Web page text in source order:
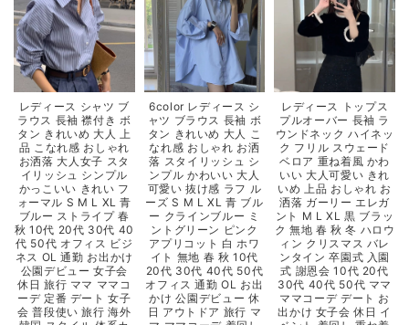
レディース シャツ ブ
ラウス 長袖 襟付き ボ
タン きれいめ 大人 上
品 こなれ感 おしゃれ
お洒落 大人女子 スタ
イリッシュ シンプル
かっこいい きれい フ
ォーマル S M L XL 青
ブルー ストライプ 春
秋 10代 20代 30代 40
代 50代 オフィス ビジ
ネス OL 通勤 お出かけ
公園デビュー 女子会
休日 旅行 ママ ママコ
ーデ 定番 デート 女子
会 普段使い 旅行 海外
6color レディース シ
ャツ ブラウス 長袖 ボ
タン きれいめ 大人 こ
なれ感 おしゃれ お洒
落 スタイリッシュ シ
ンプル かわいい 大人
可愛い 抜け感 ラフ ル
ーズ S M L XL 青 ブル
ー クラインブルー ミ
ントグリーン ピンク
アプリコット 白 ホワ
イト 無地 春 秋 10代
20代 30代 40代 50代
オフィス 通勤 OL お出
かけ 公園デビュー 休
日 アウトドア 旅行 マ
レディース トップス
プルオーバー 長袖 ラ
ウンドネック ハイネッ
ク フリル スウェード
ベロア 重ね着風 かわ
いい 大人可愛い きれ
いめ 上品 おしゃれ お
洒落 ガーリー エレガ
ント M L XL 黒 ブラッ
ク 無地 春 秋 冬 ハロウ
ィン クリスマス バレ
ンタイン 卒園式 入園
式 謝恩会 10代 20代
30代 40代 50代 ママ
ママコーデ デート お
出かけ 女子会 休日 イ